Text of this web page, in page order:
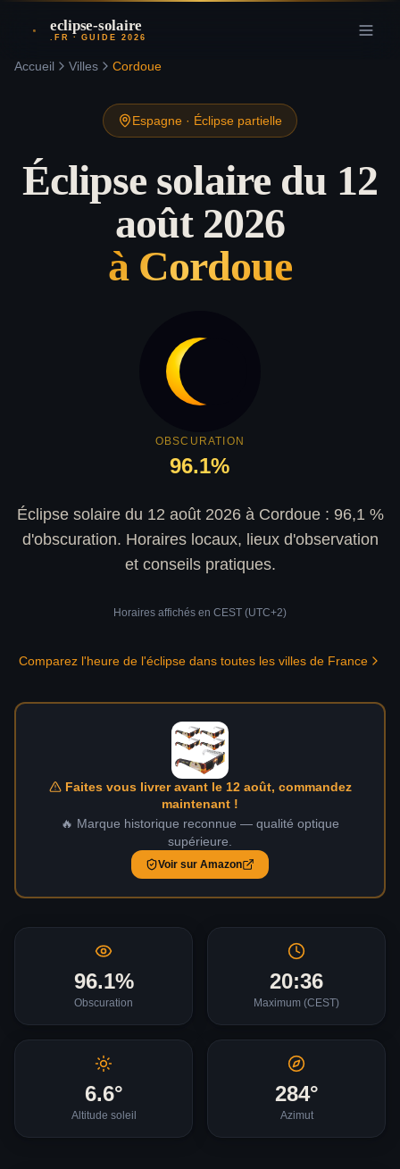
eclipse-solaire
.FR · GUIDE 2026
Accueil Villes Cordoue
Espagne · Éclipse partielle
Éclipse solaire du 12
août 2026
à Cordoue
OBSCURATION
96.1%
Éclipse solaire du 12 août 2026 à Cordoue : 96,1 %
d'obscuration. Horaires locaux, lieux d'observation
et conseils pratiques.
Horaires affichés en CEST (UTC+2)
Comparez l'heure de l'éclipse dans toutes les villes de France
Faites vous livrer avant le 12 août, commandez
maintenant !
🔥 Marque historique reconnue — qualité optique
supérieure.
Voir sur Amazon
96.1%
Obscuration
20:36
Maximum (CEST)
6.6°
Altitude soleil
284°
Azimut